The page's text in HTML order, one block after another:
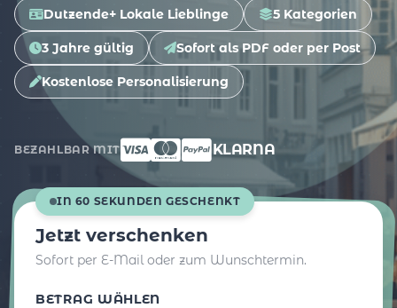
Dutzende+ Lokale Lieblinge 5 Kategorien
3 Jahre gültig Sofort als PDF oder per Post
Kostenlose Personalisierung
BEZAHLBAR MIT KLARNA
IN 60 SEKUNDEN GESCHENKT
Jetzt verschenken
Sofort per E-Mail oder zum Wunschtermin.
BETRAG WÄHLEN